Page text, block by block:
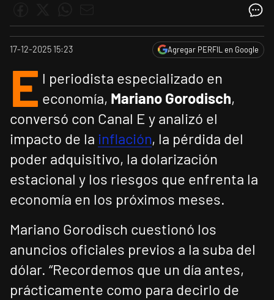
17-12-2025 15:23 Agregar PERFIL en Google
E l periodista especializado en
economía, Mariano Gorodisch,
conversó con Canal E y analizó el
impacto de la inflación, la pérdida del
poder adquisitivo, la dolarización
estacional y los riesgos que enfrenta la
economía en los próximos meses.
Mariano Gorodisch cuestionó los
anuncios oficiales previos a la suba del
dólar. “Recordemos que un día antes,
prácticamente como para decirlo de